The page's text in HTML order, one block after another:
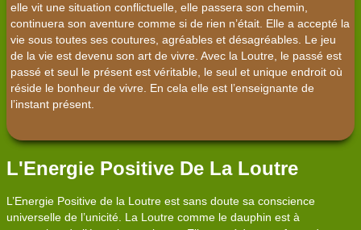
elle vit une situation conflictuelle, elle passera son chemin,
continuera son aventure comme si de rien n’était. Elle a accepté la
vie sous toutes ses coutures, agréables et désagréables. Le jeu
de la vie est devenu son art de vivre. Avec la Loutre, le passé est
passé et seul le présent est véritable, le seul et unique endroit où
réside le bonheur de vivre. En cela elle est l’enseignante de
l’instant présent.
L'Energie Positive De La Loutre
L’Energie Positive de la Loutre est sans doute sa conscience
universelle de l’unicité. La Loutre comme le dauphin est à